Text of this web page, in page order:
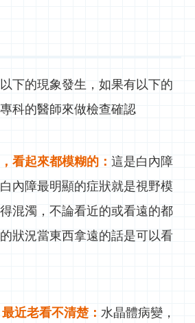
下的現象發生，如果有以下的
科的醫師來做檢查確認
看起來都模糊的： 這是白內障
內障最明顯的症狀就是視野模
混濁，不論看近的或看遠的都
狀況當東西拿遠的話是可以看
近老看不清楚： 水晶體病變，